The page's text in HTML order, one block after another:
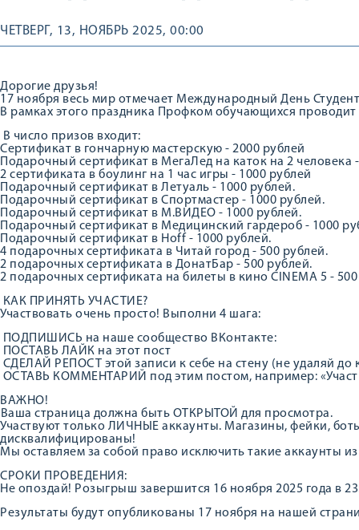
ЧЕТВЕРГ, 13, НОЯБРЬ 2025, 00:00
Дорогие друзья!
17 ноября весь мир отмечает Международный День
В рамках этого праздника Профком обучающихся
В число призов входит:
Сертификат в гончарную мастерскую - 2000 рублей
Подарочный сертификат в МегаЛед на каток на 2 человека
2 сертификата в боулинг на 1 час игры - 1000 рублей
Подарочный сертификат в Летуаль - 1000 рублей.
Подарочный сертификат в Спортмастер - 1000 рублей.
Подарочный сертификат в М.ВИДЕО - 1000 рублей.
Подарочный сертификат в Медицинский гардероб - 1000
Подарочный сертификат в Hoff - 1000 рублей.
4 подарочных сертификата в Читай город - 500 рублей.
2 подарочных сертификата в ДонатБар - 500 рублей.
2 подарочных сертификата на билеты в кино CINEMA 5 -
КАК ПРИНЯТЬ УЧАСТИЕ?
Участвовать очень просто! Выполни 4 шага:
ПОДПИШИСЬ на наше сообщество ВКонтакте:
ПОСТАВЬ ЛАЙК на этот пост
СДЕЛАЙ РЕПОСТ этой записи к себе на стену (не удаляй
ОСТАВЬ КОММЕНТАРИЙ под этим постом, например:
ВАЖНО!
️Ваша страница должна быть ОТКРЫТОЙ для просмотра.
Участвуют только ЛИЧНЫЕ аккаунты. Магазины, фейки,
дисквалифицированы!
Мы оставляем за собой право исключить такие аккаунты
СРОКИ ПРОВЕДЕНИЯ:
Не опоздай! Розыгрыш завершится 16 ноября 2025 года в
Результаты будут опубликованы 17 ноября на нашей